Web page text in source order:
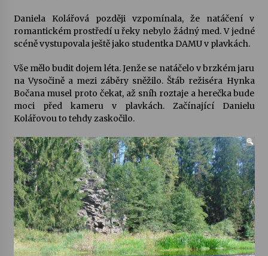
Daniela Kolářová později vzpomínala, že natáčení v
romantickém prostředí u řeky nebylo žádný med. V jedné
scéně vystupovala ještě jako studentka DAMU v plavkách.
Vše mělo budit dojem léta. Jenže se natáčelo v brzkém jaru
na Vysočině a mezi záběry sněžilo. Štáb režiséra Hynka
Bočana musel proto čekat, až sníh roztaje a herečka bude
moci před kameru v plavkách. Začínající Danielu
Kolářovou to tehdy zaskočilo.